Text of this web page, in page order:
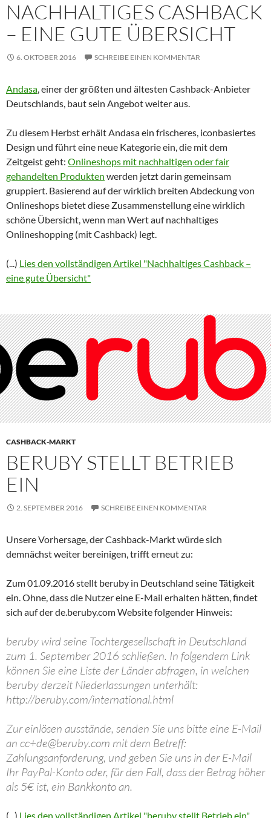
NACHHALTIGES CASHBACK
– EINE GUTE ÜBERSICHT
6. OKTOBER 2016 SCHREIBE EINEN KOMMENTAR
Andasa, einer der größten und ältesten Cashback-Anbieter
Deutschlands, baut sein Angebot weiter aus.
Zu diesem Herbst erhält Andasa ein frischeres, iconbasiertes
Design und führt eine neue Kategorie ein, die mit dem
Zeitgeist geht: Onlineshops mit nachhaltigen oder fair
gehandelten Produkten werden jetzt darin gemeinsam
gruppiert. Basierend auf der wirklich breiten Abdeckung von
Onlineshops bietet diese Zusammenstellung eine wirklich
schöne Übersicht, wenn man Wert auf nachhaltiges
Onlineshopping (mit Cashback) legt.
(...) Lies den vollständigen Artikel "Nachhaltiges Cashback –
eine gute Übersicht"
CASHBACK-MARKT
BERUBY STELLT BETRIEB
EIN
2. SEPTEMBER 2016 SCHREIBE EINEN KOMMENTAR
Unsere Vorhersage, der Cashback-Markt würde sich
demnächst weiter bereinigen, trifft erneut zu:
Zum 01.09.2016 stellt beruby in Deutschland seine Tätigkeit
ein. Ohne, dass die Nutzer eine E-Mail erhalten hätten, findet
sich auf der de.beruby.com Website folgender Hinweis:
beruby wird seine Tochtergesellschaft in Deutschland
zum 1. September 2016 schließen. In folgendem Link
können Sie eine Liste der Länder abfragen, in welchen
beruby derzeit Niederlassungen unterhält:
http://beruby.com/international.html
Zur einlösen ausstände, senden Sie uns bitte eine E-Mail
an cc+de@beruby.com mit dem Betreff:
Zahlungsanforderung, und geben Sie uns in der E-Mail
Ihr PayPal-Konto oder, für den Fall, dass der Betrag höher
als 5€ ist, ein Bankkonto an.
(...) Lies den vollständigen Artikel "beruby stellt Betrieb ein"